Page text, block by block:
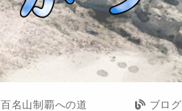
百名山制覇への道 ブログ